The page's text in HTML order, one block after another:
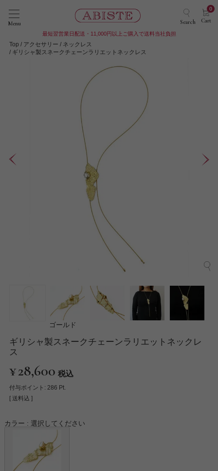
Menu Search Cart
0
最短翌営業日配送・11,000円以上ご購入で送料当社負担
Top アクセサリー
ネックレス
ギリシャ製スネークチェーンラリエットネックレス
ゴールド
ギリシャ製スネークチェーンラリエットネックレ
ス
¥28,600 税込
付与ポイント: 286 Pt.
送料込
カラー 選択してください